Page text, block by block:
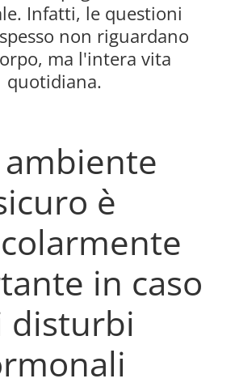
Infatti, le questioni
non riguardano
ma l'intera vita
quotidiana.
è
in caso
disturbi